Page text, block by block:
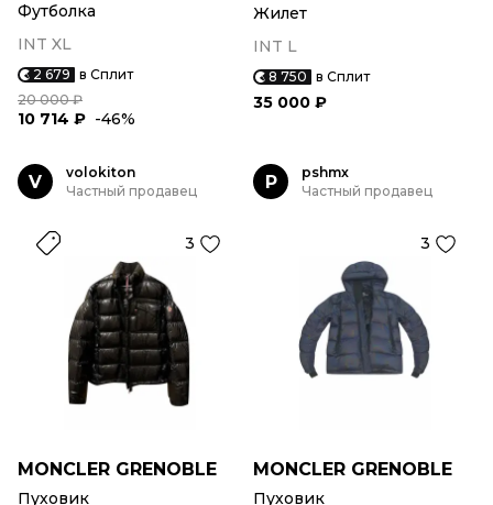
Футболка
INT XL
2 679 в Сплит
20 000 ₽
10 714 ₽ -46%
Жилет
INT L
8 750 в Сплит
35 000 ₽
V
volokiton
Частный продавец
3
MONCLER GRENOBLE
Пуховик
P
pshmx
Частный продавец
3
MONCLER GRENOBLE
Пуховик